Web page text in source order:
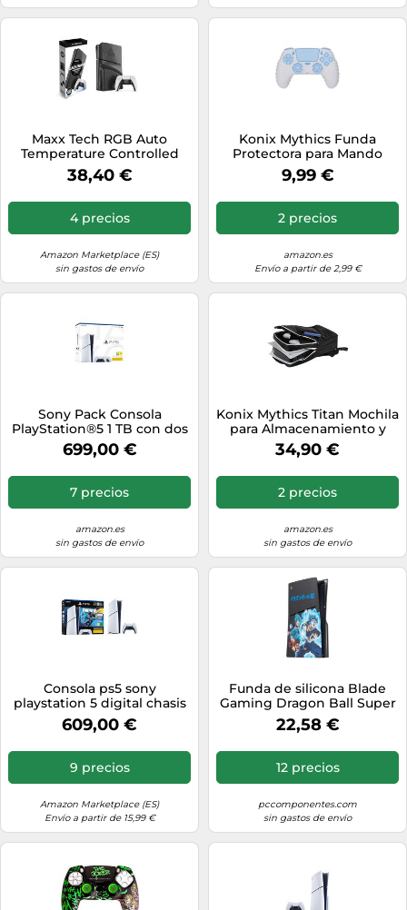
Maxx Tech RGB Auto
Temperature Controlled
Cooling Fan For PS5 Slim
38,40 €
4 precios
Amazon Marketplace (ES)
sin gastos de envío
Konix Mythics Funda
Protectora para Mando
DualSense PS5 - Silicona -
Blanco
9,99 €
2 precios
amazon.es
Envío a partir de 2,99 €
Sony Pack Consola
PlayStation®5 1 TB con dos
Mandos Inalámbricos
DualSense®
699,00 €
7 precios
amazon.es
sin gastos de envío
Konix Mythics Titan Mochila
para Almacenamiento y
Transporte de Consola y
Accesorios PS5 - Volumen
y Blanco
34,90 €
2 precios
amazon.es
sin gastos de envío
Consola ps5 sony
playstation 5 digital chasis
e + fortnite
609,00 €
9 precios
Amazon Marketplace (ES)
Envío a partir de 15,99 €
Funda de silicona Blade
Gaming Dragon Ball Super
Vegito PS5 Slim Protectora
22,58 €
12 precios
pccomponentes.com
sin gastos de envío